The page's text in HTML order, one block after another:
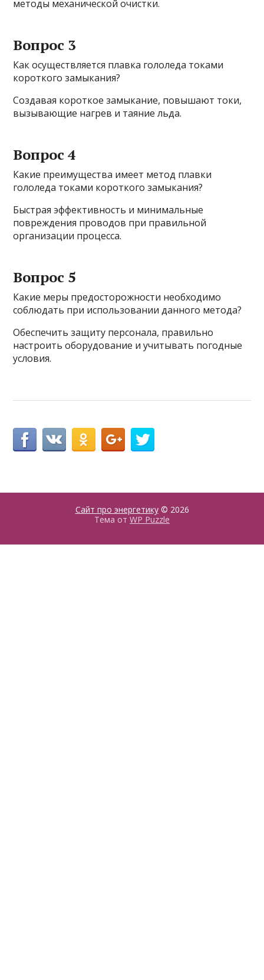
методы механической очистки.
Вопрос 3
Как осуществляется плавка гололеда токами
короткого замыкания?
Создавая короткое замыкание, повышают токи,
вызывающие нагрев и таяние льда.
Вопрос 4
Какие преимущества имеет метод плавки
гололеда токами короткого замыкания?
Быстрая эффективность и минимальные
повреждения проводов при правильной
организации процесса.
Вопрос 5
Какие меры предосторожности необходимо
соблюдать при использовании данного метода?
Обеспечить защиту персонала, правильно
настроить оборудование и учитывать погодные
условия.
Сайт про энергетику© 2026
Тема от WP Puzzle